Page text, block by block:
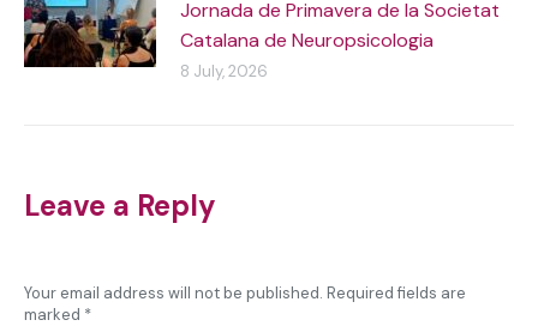
Jornada de Primavera de la Societat
Catalana de Neuropsicologia
8 July, 2026
Leave a Reply
Your email address will not be published. Required fields are
marked *